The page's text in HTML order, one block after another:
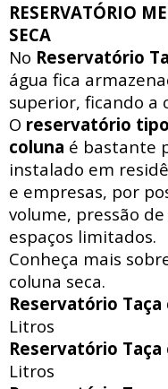
RESERVATÓRIO
SECA
No Reservatório
água fica
superior, ficando a
O reservatório
coluna é bastante
instalado em
e empresas, por
volume, pressão
espaços limitados.
Conheça mais
coluna seca.
Reservatório Taça
Litros
Reservatório Taça
Litros